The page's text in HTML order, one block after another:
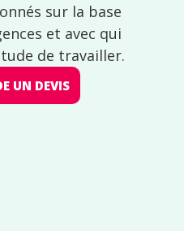
sur la base
et avec qui
de travailler.
UN DEVIS